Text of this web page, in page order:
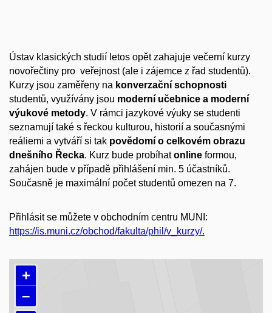
Ústav klasických studií letos opět zahajuje večerní kurzy
novořečtiny pro veřejnost (ale i zájemce z řad studentů).
Kurzy jsou zaměřeny na konverzační schopnosti
studentů, využívány jsou moderní učebnice a moderní
výukové metody. V rámci jazykové výuky se studenti
seznamují také s řeckou kulturou, historií a současnými
reáliemi a vytváří si tak povědomí o celkovém obrazu
dnešního Řecka. Kurz bude probíhatonline formou,
zahájen bude v případě přihlášení min. 5 účastníků.
Současně je maximální počet studentů omezen na 7.
Přihlásit se můžete v obchodním centru MUNI:
https://is.muni.cz/obchod/fakulta/phil/v_kurzy/.
+
–